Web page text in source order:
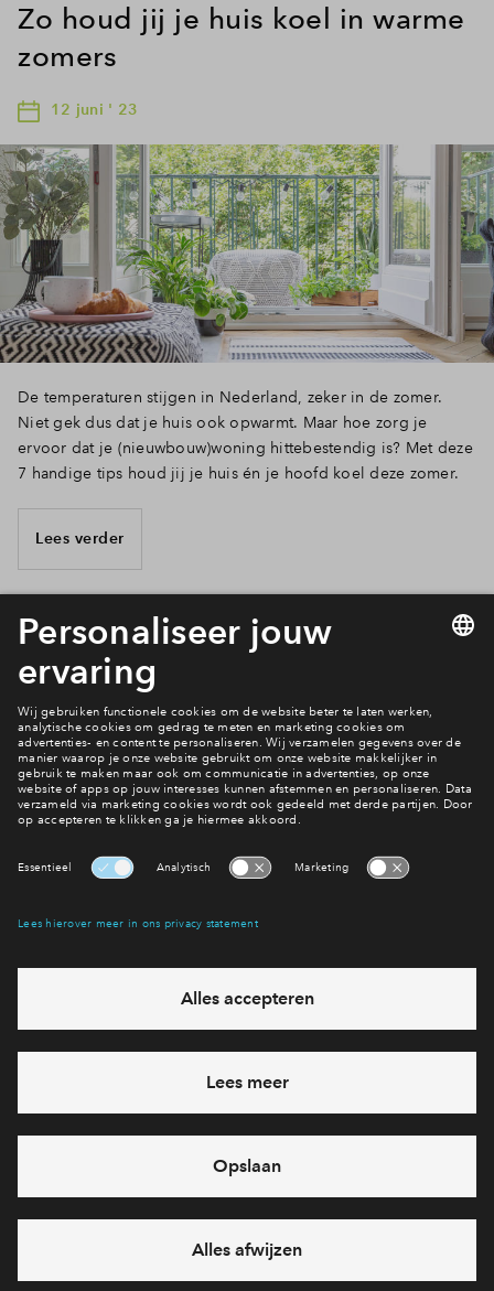
Zo houd jij je huis koel in warme
zomers
12 juni ' 23
De temperaturen stijgen in Nederland, zeker in de zomer.
Niet gek dus dat je huis ook opwarmt. Maar hoe zorg je
ervoor dat je (nieuwbouw)woning hittebestendig is? Met deze
7 handige tips houd jij je huis én je hoofd koel deze zomer.
Lees verder
14 van 25
Bekijk het woningaanbod
Interesse? Meld je dan snel aan
Hiermee blijf je op de hoogte van het belangrijkste nieuws en
Ja, ik wil mij aanmelden
Heb je een vraag en wil je direct antwoord? Bel ons op
feestdagen)
vandaag van 09:00 - 18:00 uur
via chat en telefoon